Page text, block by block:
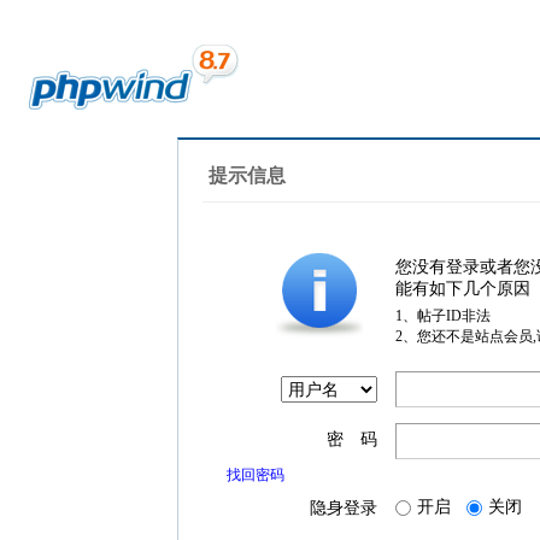
提示信息
您没有登录或者您
能有如下几个原因
1、帖子ID非法
2、您还不是站点会员
密 码
找回密码
隐身登录 开启 关闭